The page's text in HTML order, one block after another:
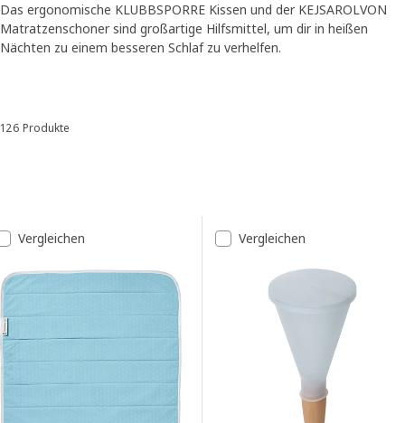
Das ergonomische KLUBBSPORRE Kissen und der KEJSAROLVON
Matratzenschoner sind großartige Hilfsmittel, um dir in heißen
Nächten zu einem besseren Schlaf zu verhelfen.
Sortieren und Filtern
126 Produkte
Liste der Ergebnisse
Vergleichen Vergleichen